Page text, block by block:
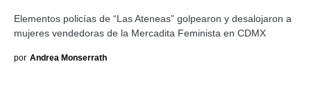
Elementos policías de “Las Ateneas” golpearon y desalojaron a
mujeres vendedoras de la Mercadita Feminista en CDMX
por Andrea Monserrath